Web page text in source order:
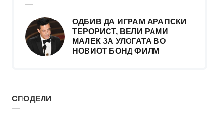
ОДБИВ ДА ИГРАМ АРАПСКИ
ТЕРОРИСТ, ВЕЛИ РАМИ
МАЛЕК ЗА УЛОГАТА ВО
НОВИОТ БОНД ФИЛМ
СПОДЕЛИ